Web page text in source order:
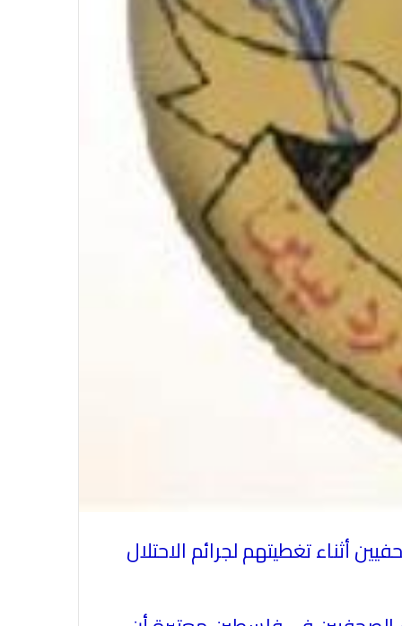
أثناء تغطيتهم لجرائم الاحتلال